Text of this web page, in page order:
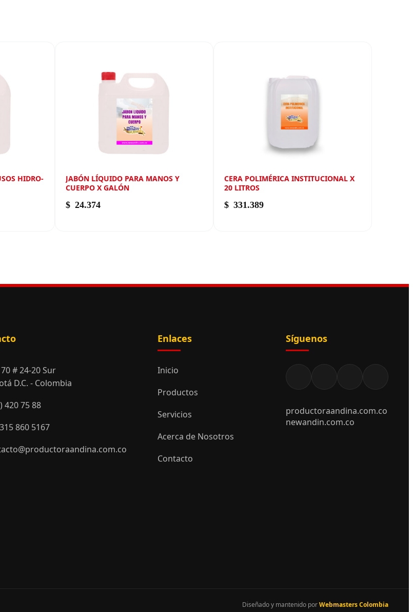
HIDRO-
JABÓN LÍQUIDO PARA MANOS Y
CUERPO X GALÓN
$ 24.374
CERA POLIMÉRICA INSTITUCIONAL X
20 LITROS
$ 331.389
# 24-20 Sur
D.C. - Colombia
420 75 88
860 5167
Enlaces
Inicio
Productos
Servicios
Acerca de Nosotros
Contacto
Síguenos
productoraandina.com.co
newandin.com.co
Diseñado y mantenido porWebmasters Colombia